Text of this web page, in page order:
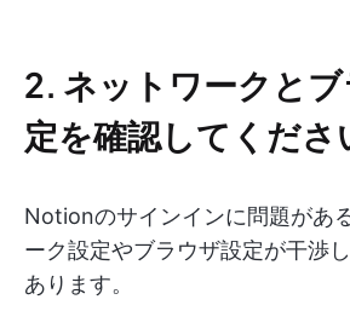
2. ネットワークと
定を確認してくださ
Notionのサインインに問題があ
ーク設定やブラウザ設定が干渉
あります。